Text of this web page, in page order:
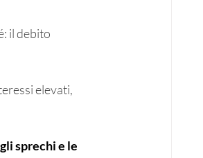
il debito
elevati,
gli sprechi e le